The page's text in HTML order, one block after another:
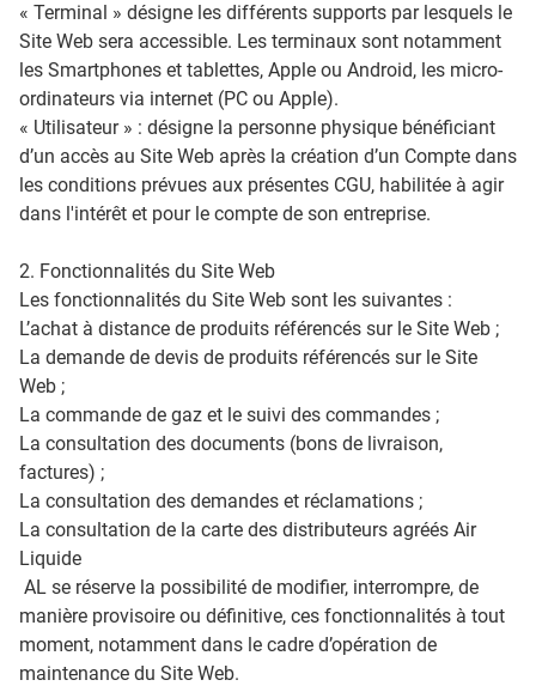
« Terminal » désigne les différents supports par lesquels le
Site Web sera accessible. Les terminaux sont notamment
les Smartphones et tablettes, Apple ou Android, les micro-
ordinateurs via internet (PC ou Apple).
« Utilisateur » : désigne la personne physique bénéficiant
d’un accès au Site Web après la création d’un Compte dans
les conditions prévues aux présentes CGU, habilitée à agir
dans l'intérêt et pour le compte de son entreprise.
2. Fonctionnalités du Site Web
Les fonctionnalités du Site Web sont les suivantes :
L’achat à distance de produits référencés sur le Site Web ;
La demande de devis de produits référencés sur le Site
Web ;
La commande de gaz et le suivi des commandes ;
La consultation des documents (bons de livraison,
factures) ;
La consultation des demandes et réclamations ;
La consultation de la carte des distributeurs agréés Air
Liquide
AL se réserve la possibilité de modifier, interrompre, de
manière provisoire ou définitive, ces fonctionnalités à tout
moment, notamment dans le cadre d’opération de
maintenance du Site Web.